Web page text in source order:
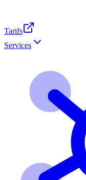
Tarifs
Services